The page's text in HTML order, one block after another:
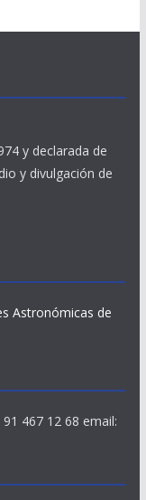
y declarada de
y divulgación de
Astronómicas de
467 12 68 email: